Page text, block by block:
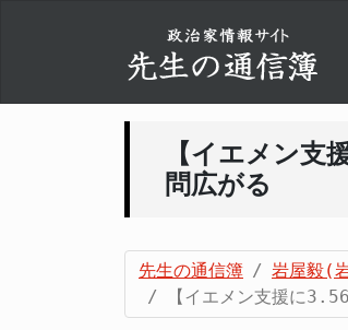
【イエメン支
問広がる
先生の通信簿 岩屋毅(
【イエメン支援に